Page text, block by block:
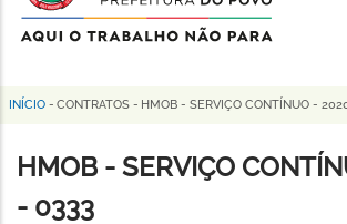
de
Horizonte
Trilha
de
navegação
INÍCIO - CONTRATOS - HMOB - SERVIÇO CONTÍNUO -
HMOB - SERVIÇO
- 0333